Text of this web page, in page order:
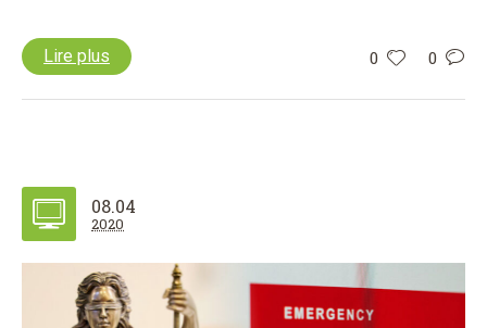
0 0
Lire plus
08.04
2020